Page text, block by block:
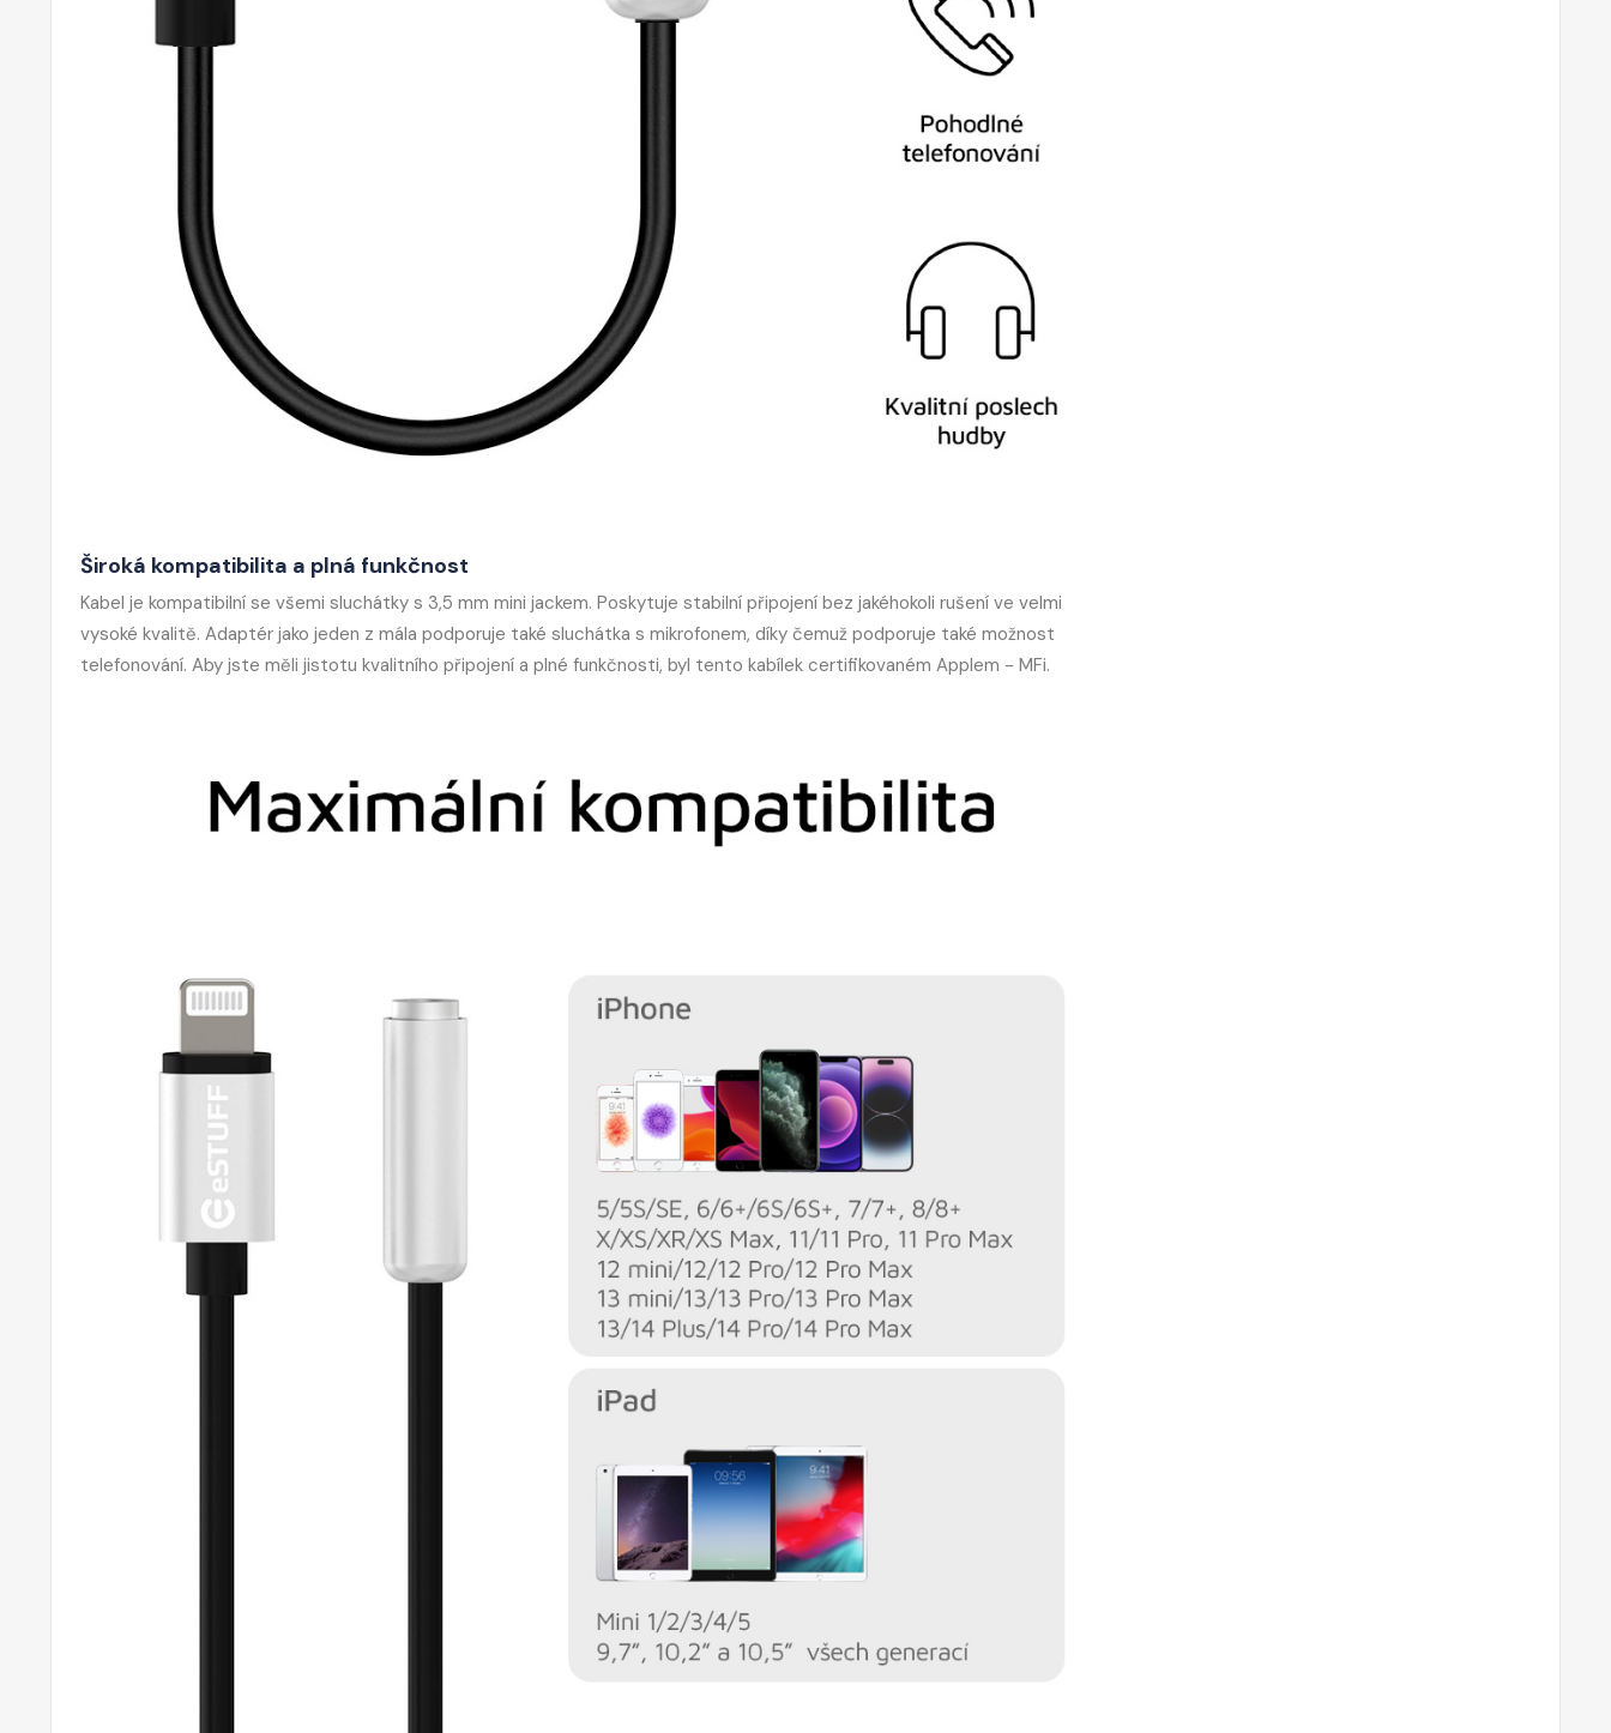
Široká kompatibilita a plná funkčnost
Kabel je kompatibilní se všemi sluchátky s 3,5 mm mini jackem. Poskytuje stabilní připojení bez jakéhokoli rušení ve velmi
vysoké kvalitě. Adaptér jako jeden z mála podporuje také sluchátka s mikrofonem, díky čemuž podporuje také možnost
telefonování. Aby jste měli jistotu kvalitního připojení a plné funkčnosti, byl tento kabílek certifikovaném Applem - MFi.